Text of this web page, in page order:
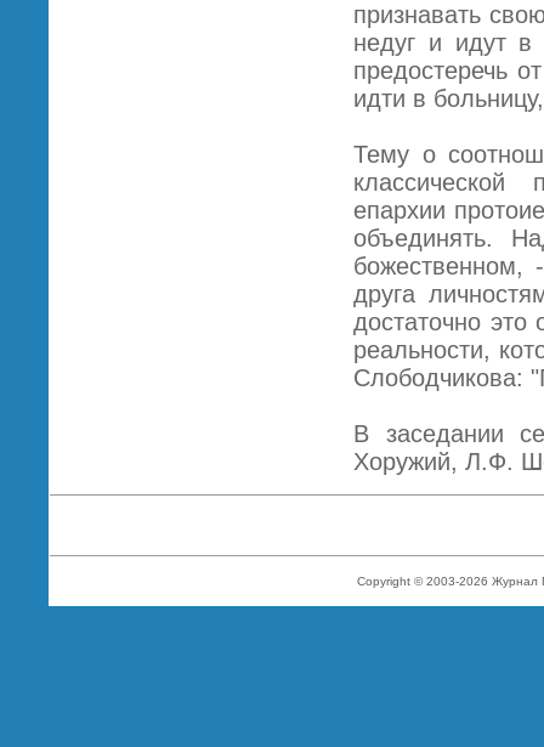
признавать
недуг и идут
предостеречь
идти в
Тему о
классической
епархии
объединять.
друга
достаточно это
реальности,
Слободчикова:
В заседании
Хоружий, Л.Ф.
Copyright © 2003-2026 Журнал